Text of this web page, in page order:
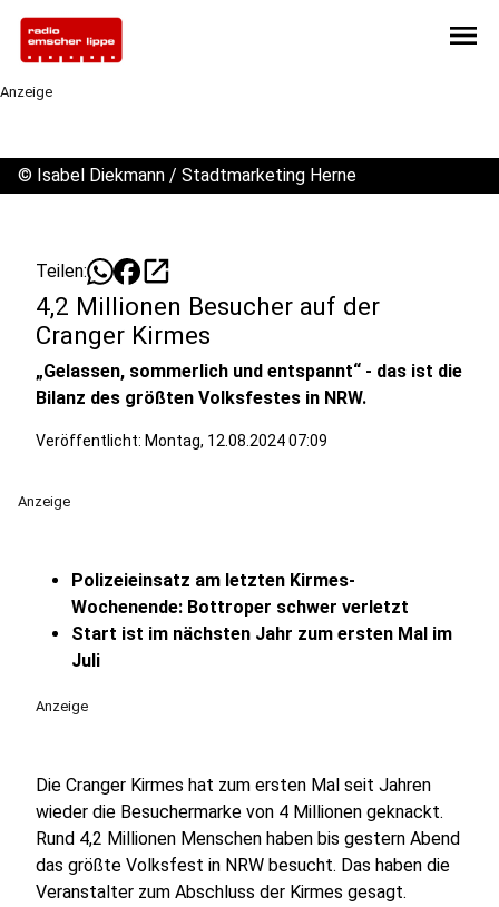
menu
Anzeige
© Isabel Diekmann / Stadtmarketing Herne
Teilen: open_in_new
4,2 Millionen Besucher auf der
Cranger Kirmes
„Gelassen, sommerlich und entspannt“ - das ist die
Bilanz des größten Volksfestes in NRW.
Veröffentlicht: Montag, 12.08.2024 07:09
Anzeige
Polizeieinsatz am letzten Kirmes-
Wochenende: Bottroper schwer verletzt
Start ist im nächsten Jahr zum ersten Mal im
Juli
Anzeige
Die Cranger Kirmes hat zum ersten Mal seit Jahren
wieder die Besuchermarke von 4 Millionen geknackt.
Rund 4,2 Millionen Menschen haben bis gestern Abend
das größte Volksfest in NRW besucht. Das haben die
Veranstalter zum Abschluss der Kirmes gesagt.